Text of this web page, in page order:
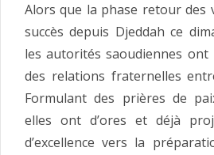
Alors que la phase retour des
succès depuis Djeddah ce
les autorités saoudiennes
des relations fraternelles
Formulant des prières de
elles ont d’ores et déjà
d’excellence vers la